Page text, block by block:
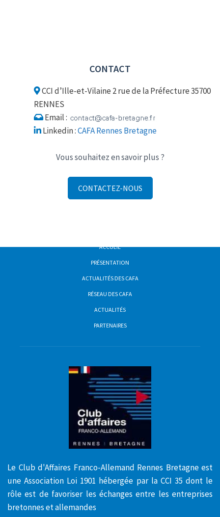
CONTACT
CCI d’Ille-et-Vilaine 2 rue de la Préfecture 35700
RENNES
Email :
Linkedin :CAFA Rennes Bretagne
Vous souhaitez en savoir plus ?
CONTACTEZ-NOUS
ACCUEIL
PRÉSENTATION
ACTUALITÉS DES CAFA
RÉSEAU DES CAFA
ACTUALITÉS
PARTENAIRES
Le Club d'Affaires Franco-Allemand Rennes Bretagne est
une Association Loi 1901 hébergée par la CCI 35 dont le
rôle est de favoriser les échanges entre les entreprises
bretonnes et allemandes